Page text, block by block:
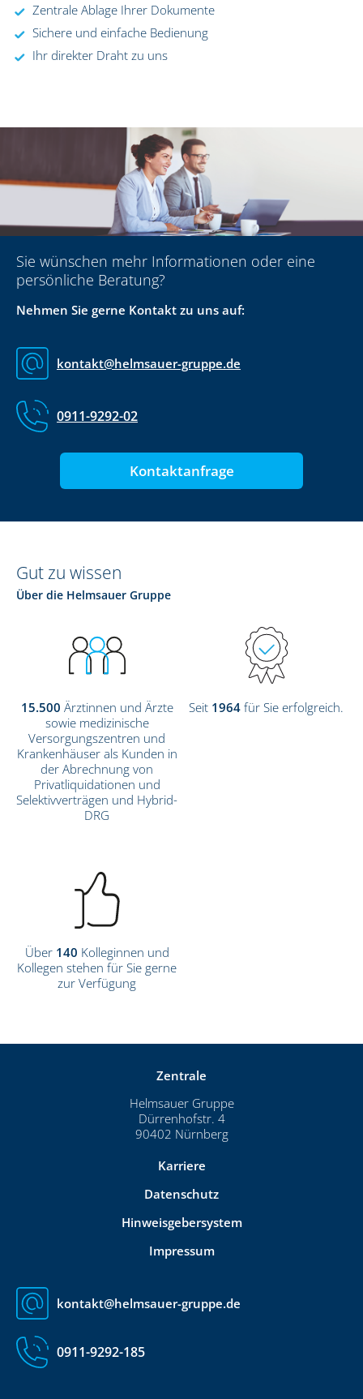
Zentrale Ablage Ihrer Dokumente
Sichere und einfache Bedienung
Ihr direkter Draht zu uns
Sie wünschen mehr Informationen oder eine
persönliche Beratung?
Nehmen Sie gerne Kontakt zu uns auf:
kontakt@helmsauer-gruppe.de
0911-9292-02
Kontaktanfrage
Gut zu wissen
Über die Helmsauer Gruppe
15.500 Ärztinnen und Ärzte
sowie medizinische
Versorgungszentren und
Krankenhäuser als Kunden in
der Abrechnung von
Privatliquidationen und
Selektivverträgen und Hybrid-
DRG
Seit 1964 für Sie erfolgreich.
Über140 Kolleginnen und
Kollegen stehen für Sie gerne
zur Verfügung
Zentrale
Helmsauer Gruppe
Dürrenhofstr. 4
90402 Nürnberg
Karriere
Datenschutz
Hinweisgebersystem
Impressum
kontakt@helmsauer-gruppe.de
0911-9292-185